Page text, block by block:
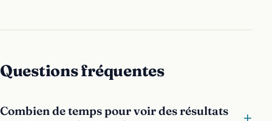
Questions fréquentes
Combien de temps pour voir des résultats